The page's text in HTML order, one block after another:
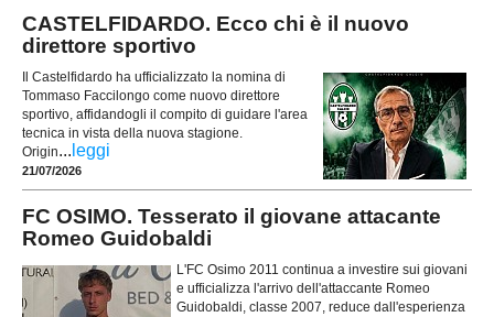
CASTELFIDARDO. Ecco chi è il nuovo
direttore sportivo
Il Castelfidardo ha ufficializzato la nomina di
Tommaso Faccilongo come nuovo direttore
sportivo, affidandogli il compito di guidare l'area
tecnica in vista della nuova stagione.
Origin... leggi
21/07/2026
FC OSIMO. Tesserato il giovane attacante
Romeo Guidobaldi
L'FC Osimo 2011 continua a investire sui giovani
e ufficializza l'arrivo dell'attaccante Romeo
Guidobaldi, classe 2007, reduce dall'esperienza